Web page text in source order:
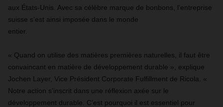
aux États-Unis. Avec sa célèbre marque de bonbons, l’entreprise
suisse s’est ainsi imposée dans le monde
entier.
« Quand on utilise des matières premières naturelles, il faut être
convaincant en matière de développement durable », explique
Jochen Layer, Vice Président Corporate Fulfillment de Ricola. «
Notre action s’inscrit dans une réflexion axée sur le
développement durable. C’est pourquoi il est essentiel pour